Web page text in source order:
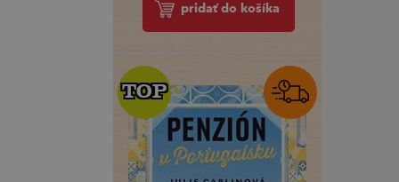
pridať do košíka
TOP
TOP